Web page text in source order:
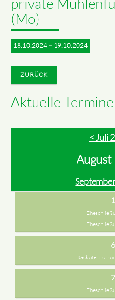
(Mo)
18.10.2024 – 19.10.2024
ZURÜCK
Aktuelle
< Juli
1
6
7